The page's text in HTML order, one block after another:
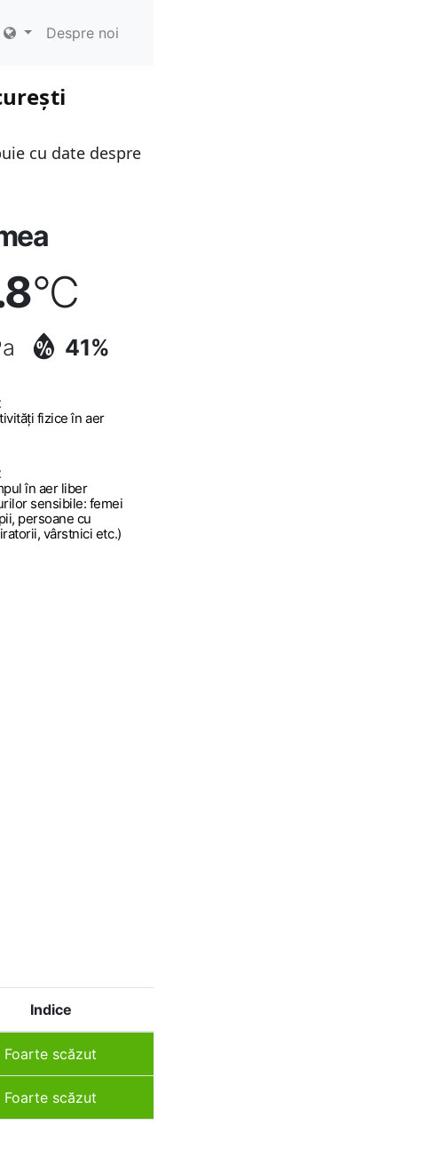
Despre noi
cu date despre
°C
41%
fizice în aer
în aer liber
sensibile: femei
persoane cu
vârstnici etc.)
Indice
Foarte scăzut
Foarte scăzut